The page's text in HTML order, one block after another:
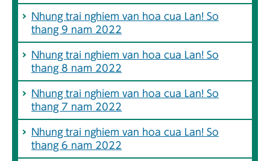
Nhung trai nghiem van hoa cua Lan! So
thang 9 nam 2022
Nhung trai nghiem van hoa cua Lan! So
thang 8 nam 2022
Nhung trai nghiem van hoa cua Lan! So
thang 7 nam 2022
Nhung trai nghiem van hoa cua Lan! So
thang 6 nam 2022